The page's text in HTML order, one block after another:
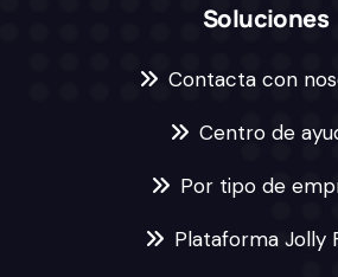
Soluciones
Contacta con
Centro de
Por tipo de
Plataforma Jolly